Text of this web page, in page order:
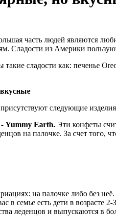
часть людей являются
Сладости из Америки
такие сладости как: печенье
следующие
Yummy Earth. Эти конфеты
на палочке. За счет
на палочке либо без
в семье есть дети в
леденцов и выпускаются в